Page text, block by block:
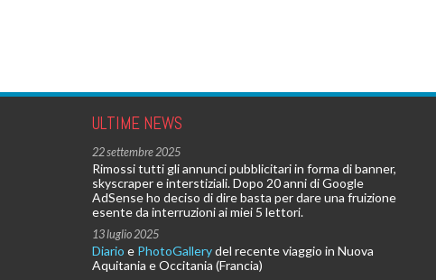
ULTIME NEWS
22 settembre 2025
Rimossi tutti gli annunci pubblicitari in forma di banner,
skyscraper e interstiziali. Dopo 20 anni di Google
AdSense ho deciso di dire basta per dare una fruizione
esente da interruzioni ai miei 5 lettori.
13 luglio 2025
Diario e PhotoGallerydel recente viaggio in Nuova
Aquitania e Occitania (Francia)